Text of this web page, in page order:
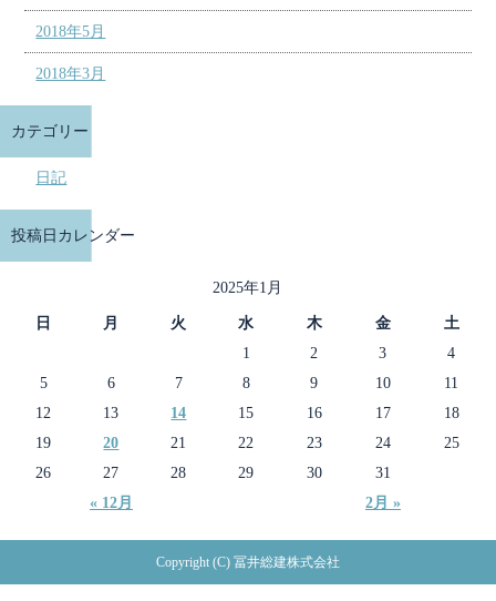
2018年5月
2018年3月
カテゴリー
日記
投稿日カレンダー
2025年1月
日 月 火 水 木 金 土
« 12月 2月 »
1 2 3
4
5
6 7 8 9 10
11
12
13 14 15 16 17
18
19
20 21 22 23 24
25
26
27 28 29 30 31
Copyright (C) 冨井総建株式会社